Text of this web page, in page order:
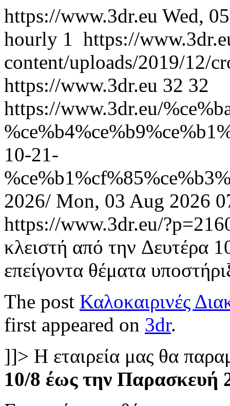
https://www.3dr.eu Wed,
hourly 1 https://
content/uploads/2019/12/
https://www.3dr.eu 32 32
https://www.3dr.eu/
10-21-
2026/ Mon, 03 Aug 2026
https://www.3dr.eu/
κλειστή από την Δευτέρα
επείγοντα θέματα
The post Καλοκαιρινές
first appeared on 3dr.
]]> Η εταιρεία μας θα
10/8 έως την Παρασκευή